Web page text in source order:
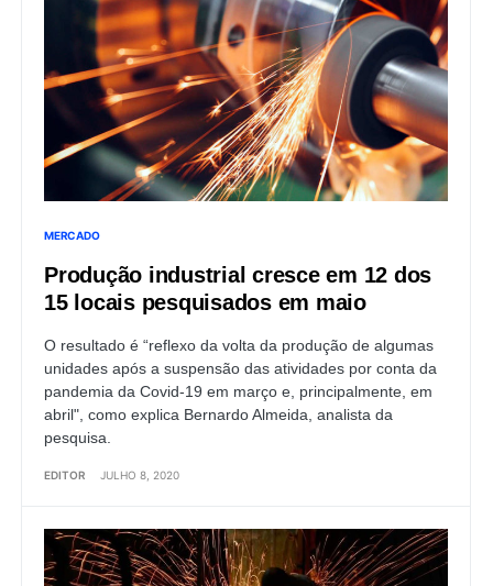
MERCADO
Produção industrial cresce em 12 dos
15 locais pesquisados em maio
O resultado é “reflexo da volta da produção de algumas
unidades após a suspensão das atividades por conta da
pandemia da Covid-19 em março e, principalmente, em
abril", como explica Bernardo Almeida, analista da
pesquisa.
EDITOR JULHO 8, 2020